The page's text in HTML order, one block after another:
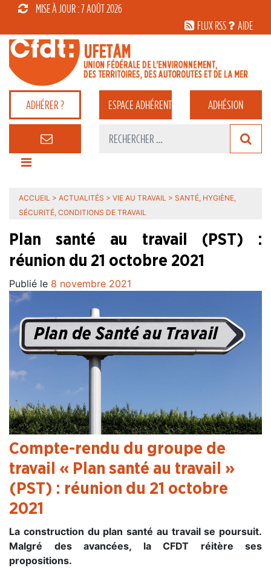
MISE À JOUR : 7 AOÛT 2026
FLUX RSS
AIDE
ADHÉRER ? ESPACEADHÉRENT ADHÉSION
ACCUEIL > ACTUALITÉS > VIE AU TRAVAIL > SANTÉ, HYGIÈNE,
SÉCURITÉ, CONDITIONS DE TRAVAIL
Plan santé au travail (PST) :
réunion du 21 octobre 2021
Publié le 8 novembre 2021
Compte-rendu du groupe de
travail « Plan santé au travail »
(PST) : réunion du 21 octobre
2021
La construction du plan santé au travail se poursuit.
Malgré des avancées, la CFDT réitère ses
propositions.